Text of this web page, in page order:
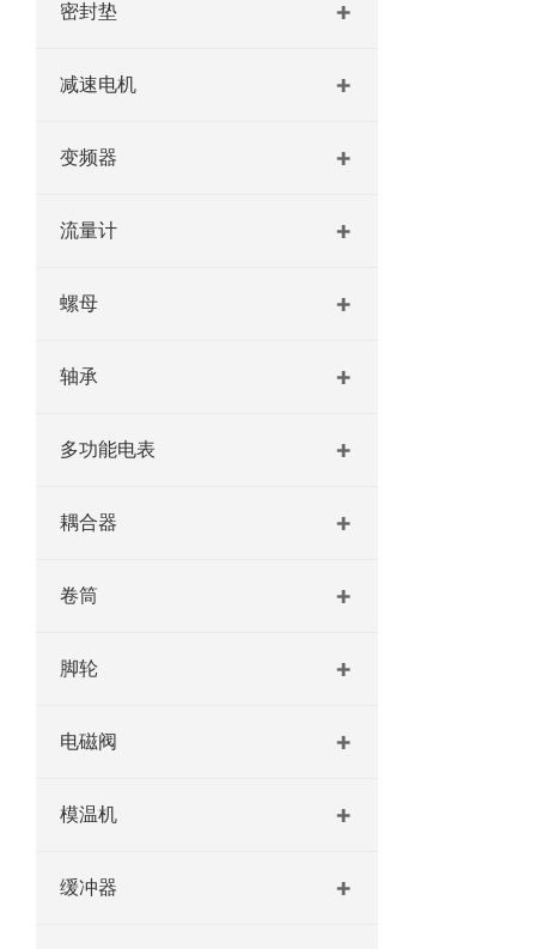
密封垫
减速电机
变频器
流量计
螺母
轴承
多功能电表
耦合器
卷筒
脚轮
电磁阀
模温机
缓冲器